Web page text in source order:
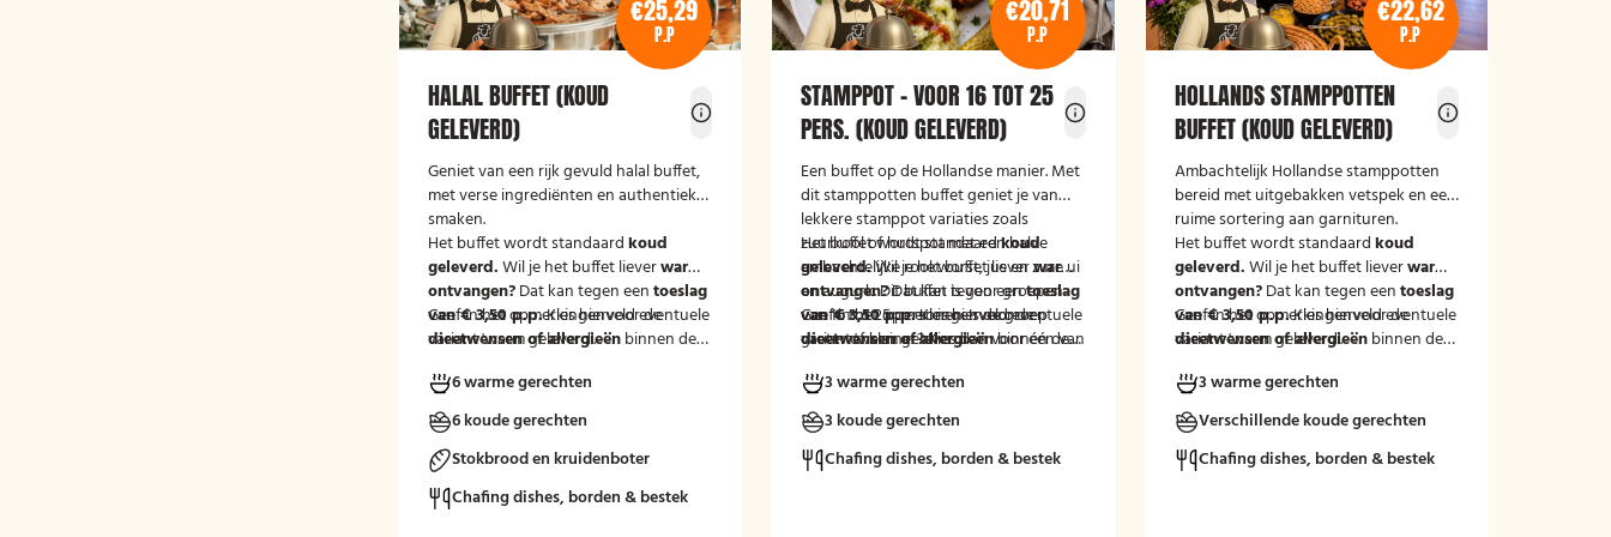
€25,29
P.P
HALAL BUFFET (KOUD
GELEVERD)
Geniet van een rijk gevuld halal buffet,
met verse ingrediënten en authentieke
smaken.
Het buffet wordt standaardkoud
geleverd.Wil je het buffet lieverwarm
ontvangen?Dat kan tegen eentoeslag
van € 3,50 p.p.Kies hiervoor de
variant 'warm geleverd'.
Geef in het opmerkingenveld eventuele
dieetwensen of allergieënbinnen de
mee kunnen houden.
6 warme gerechten
6 koude gerechten
Stokbrood en kruidenboter
Chafing dishes, borden & bestek
€20,71
P.P
STAMPPOT - VOOR 16 TOT 25
PERS. (KOUD GELEVERD)
Een buffet op de Hollandse manier. Met
dit stamppotten buffet geniet je van
lekkere stamppot variaties zoals
zuurkool of hutspot met een halve
ambachtelijke rookworst, jus en zure ui
en augurk. Dit buffet is voor groepen
van 16 tot 25 personen. Is de groep
groter of kleiner? Kies dan voor één van
Het buffet wordt standaardkoud
geleverd.Wil je het buffet lieverwarm
ontvangen?Dat kan tegen eentoeslag
van € 3,50 p.p.Kies hiervoor de
variant 'warm geleverd'.
Geef in het opmerkingenveld eventuele
dieetwensen of allergieënbinnen de
mee kunnen houden.
3 warme gerechten
3 koude gerechten
Chafing dishes, borden & bestek
€22,62
P.P
HOLLANDS STAMPPOTTEN
BUFFET (KOUD GELEVERD)
Ambachtelijk Hollandse stamppotten
bereid met uitgebakken vetspek en een
ruime sortering aan garnituren.
Het buffet wordt standaardkoud
geleverd.Wil je het buffet lieverwarm
ontvangen?Dat kan tegen eentoeslag
van € 3,50 p.p.Kies hiervoor de
variant 'warm geleverd'.
Geef in het opmerkingenveld eventuele
dieetwensen of allergieënbinnen de
mee kunnen houden.
3 warme gerechten
Verschillende koude gerechten
Chafing dishes, borden & bestek